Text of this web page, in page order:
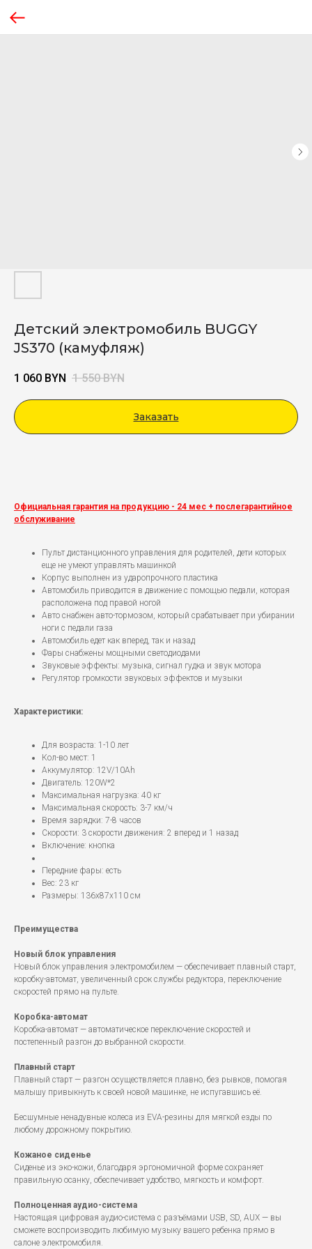
Детский электромобиль BUGGY
JS370 (камуфляж)
1 060 BYN 1 550 BYN
Заказать
Официальная гарантия на продукцию - 24 мес + послегарантийное
обслуживание
Пульт дистанционного управления для родителей, дети которых
еще не умеют управлять машинкой
Корпус выполнен из ударопрочного пластика
Автомобиль приводится в движение с помощью педали, которая
расположена под правой ногой
Авто снабжен авто-тормозом, который срабатывает при убирании
ноги с педали газа
Автомобиль едет как вперед, так и назад
Фары снабжены мощными светодиодами
Звуковые эффекты: музыка, сигнал гудка и звук мотора
Регулятор громкости звуковых эффектов и музыки
Характеристики:
Для возраста: 1-10 лет
Кол-во мест: 1
Аккумулятор: 12V/10Ah
Двигатель: 120W*2
Максимальная нагрузка: 40 кг
Максимальная скорость: 3-7 км/ч
Время зарядки: 7-8 часов
Скорости: 3 скорости движения: 2 вперед и 1 назад
Включение: кнопка
Передние фары: есть
Вес: 23 кг
Размеры: 136х87х110 см
Преимущества
Новый блок управления
Новый блок управления электромобилем — обеспечивает плавный старт,
коробку-автомат, увеличенный срок службы редуктора, переключение
скоростей прямо на пульте.
Коробка-автомат
Коробка-автомат — автоматическое переключение скоростей и
постепенный разгон до выбранной скорости.
Плавный старт
Плавный старт — разгон осуществляется плавно, без рывков, помогая
малышу привыкнуть к своей новой машинке, не испугавшись её.
Бесшумные ненадувные колеса из EVA-резины для мягкой езды по
любому дорожному покрытию.
Кожаное сиденье
Сиденье из эко-кожи, благодаря эргономичной форме сохраняет
правильную осанку, обеспечивает удобство, мягкость и комфорт.
Полноценная аудио-система
Настоящая цифровая аудио-система с разъёмами USB, SD, AUX — вы
сможете воспроизводить любимую музыку вашего ребенка прямо в
салоне электромобиля.